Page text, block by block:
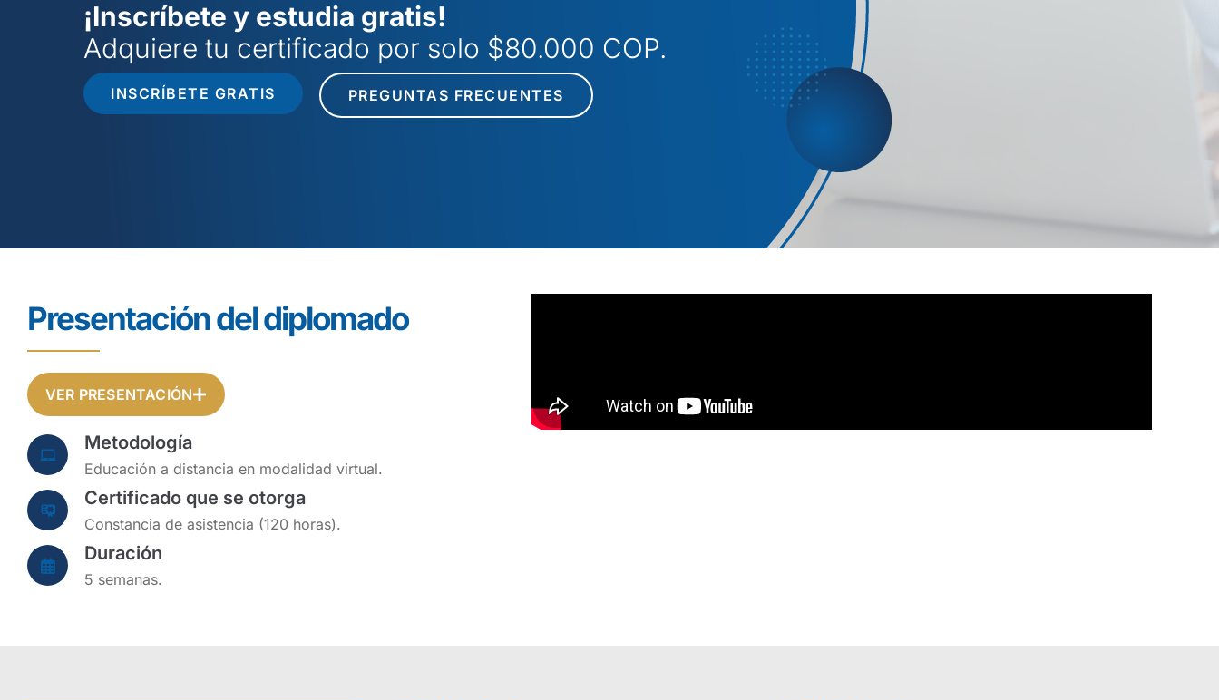
¡Inscríbete y estudia gratis!
Adquiere tu certificado por solo $80.000 COP.
INSCRÍBETE GRATIS PREGUNTAS FRECUENTES
Presentación del diplomado
VER PRESENTACIÓN
Metodología
Educación a distancia en modalidad virtual.
Certificado que se otorga
Constancia de asistencia (120 horas).
Duración
5 semanas.